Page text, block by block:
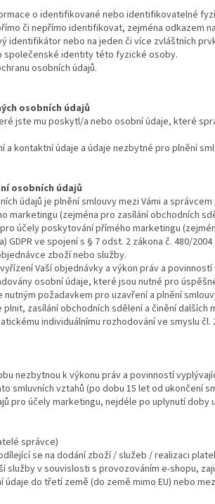
o identifikované nebo identifikovatelné
či nepřímo identifikovat, zejména odkazem
identifikátor nebo na jeden či více zvláštních
společenské identity této fyzické osoby.
osobních údajů.
osobních údajů
jste mu poskytl/a nebo osobní údaje, které
a kontaktní údaje a údaje nezbytné pro plnění
osobních údajů
údajů je plnění smlouvy mezi Vámi a
marketingu (zejména pro zasílání obchodních
účely poskytování přímého marketingu
GDPR ve spojení s § 7 odst. 2 zákona č. 480/
zboží nebo služby.
Vaší objednávky a výkon práv a
osobní údaje, které jsou nutné pro
požadavkem pro uzavření a plnění
zasílání obchodních sdělení a činění dalších
individuálnímu rozhodování ve smyslu čl.
nezbytnou k výkonu práv a povinností
smluvních vztahů (po dobu 15 let od ukončení
pro účely marketingu, nejdéle po uplynutí doby
správce)
se na dodání zboží / služeb / realizaci
služby v souvislosti s provozováním e-shopu,
do třetí země (do země mimo EU) nebo